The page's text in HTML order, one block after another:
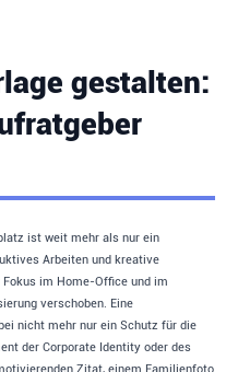
gestalten:
ist weit mehr als nur ein
Arbeiten und kreative
im Home-Office und im
verschoben. Eine
nicht mehr nur ein Schutz für die
der Corporate Identity oder des
Zitat, einem Familienfoto